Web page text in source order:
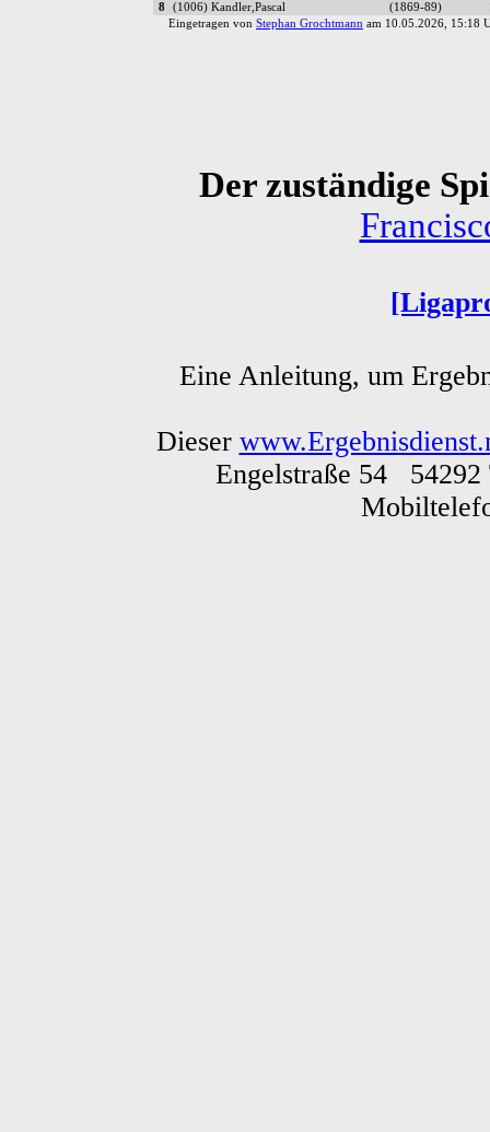
8
(1006) Kandler,Pascal (1869-89)
Eingetragen von Stephan Grochtmann am 10.05.2026,
Der zuständige
Eine Anleitung, um
Dieser
Engelstraße 54